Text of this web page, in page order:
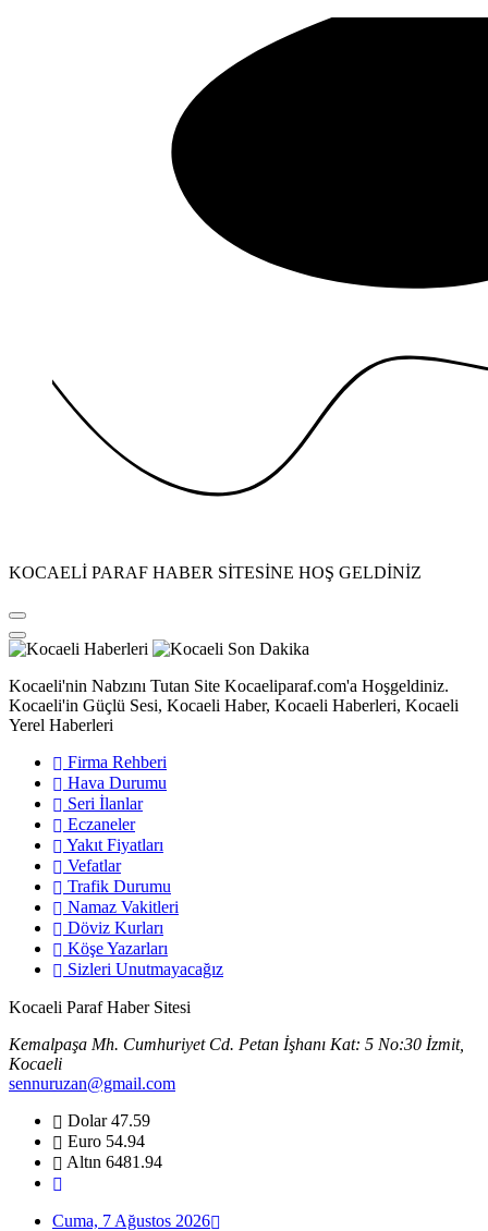
KOCAELİ PARAF HABER SİTESİNE HOŞ GELDİNİZ
Kocaeli'nin Nabzını Tutan Site Kocaeliparaf.com'a Hoşgeldiniz.
Kocaeli'in Güçlü Sesi, Kocaeli Haber, Kocaeli Haberleri, Kocaeli
Yerel Haberleri
Firma Rehberi
Hava Durumu
Seri İlanlar
Eczaneler
Yakıt Fiyatları
Vefatlar
Trafik Durumu
Namaz Vakitleri
Döviz Kurları
Köşe Yazarları
Sizleri Unutmayacağız
Kocaeli Paraf Haber Sitesi
Kemalpaşa Mh. Cumhuriyet Cd. Petan İşhanı Kat: 5 No:30 İzmit,
Kocaeli
sennuruzan@gmail.com
Dolar47.59
Euro 54.94
Altın 6481.94
Cuma, 7 Ağustos 2026